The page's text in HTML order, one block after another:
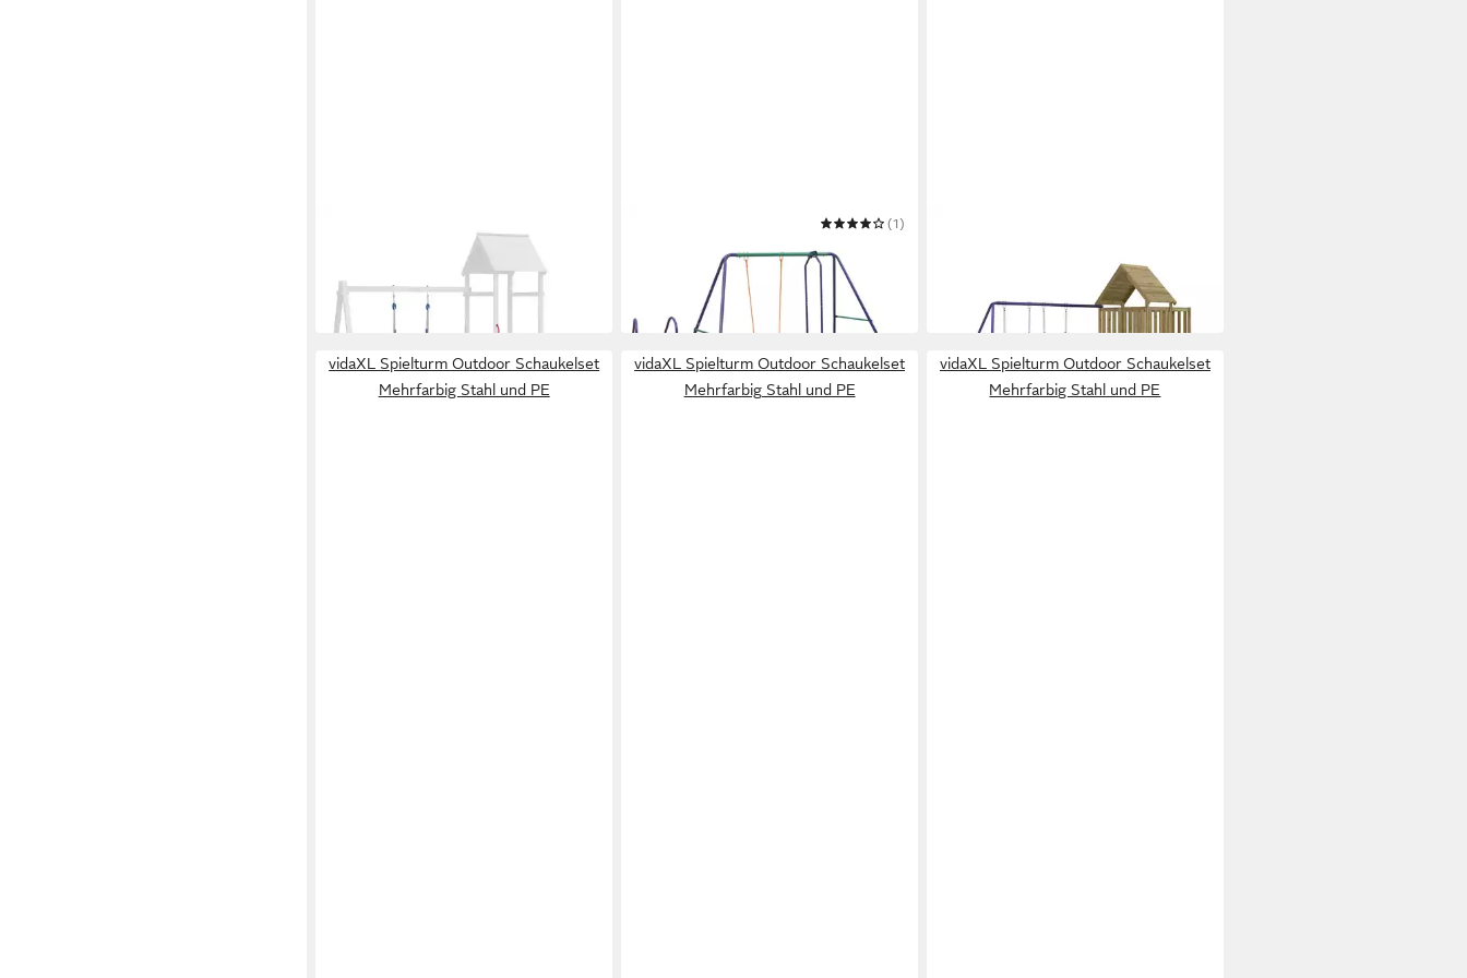
Spielturm Schaukelsitze mit Seilen 2
Stk. Blau 37x15 cm Polyethene
58,99 €
in 5-6 Werktagen bei dir
Spielturm Schaukelset mit Rutsche
und 3 Sitzen Orange
(1)
ab 172,99 €
in 5-6 Werktagen bei dir in 5-6 Werktagen bei dir
vidaXL Spielturm Outdoor Schaukelset
Mehrfarbig Stahl und PE
vidaXL Spielturm Outdoor Schaukelset
Mehrfarbig Stahl und PE
vidaXL Spielturm Outdoor Schaukelset
Mehrfarbig Stahl und PE